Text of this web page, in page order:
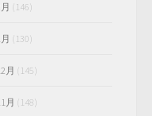
(146)
(130)
月 (145)
月 (148)